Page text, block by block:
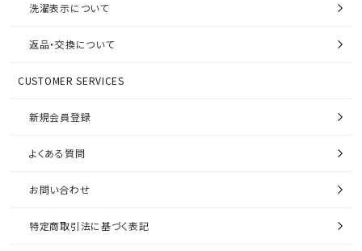
洗濯表示について
返品・交換について
CUSTOMER SERVICES
新規会員登録
よくある質問
お問い合わせ
特定商取引法に基づく表記